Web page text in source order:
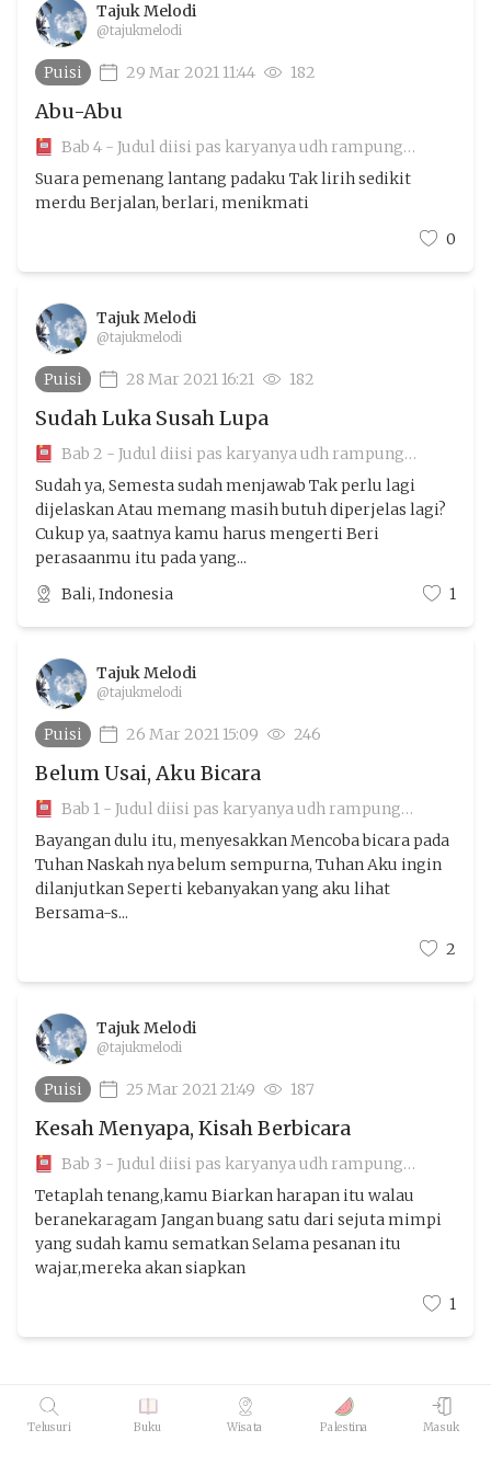
Tajuk Melodi
@tajukmelodi
Puisi 29 Mar 2021 11:44 182
Abu-Abu
Bab 4 - Judul diisi pas karyanya udh rampung
Suara pemenang lantang padaku Tak lirih sedikit
merdu Berjalan, berlari, menikmati
0
Tajuk Melodi
@tajukmelodi
Puisi 28 Mar 2021 16:21 182
Sudah Luka Susah Lupa
Bab 2 - Judul diisi pas karyanya udh rampung
aamiin
Sudah ya, Semesta sudah menjawab Tak perlu lagi
dijelaskan Atau memang masih butuh diperjelas lagi?
Cukup ya, saatnya kamu harus mengerti Beri
perasaanmu itu pada yang...
Bali, Indonesia
1
Tajuk Melodi
@tajukmelodi
Puisi 26 Mar 2021 15:09 246
Belum Usai, Aku Bicara
Bab 1 - Judul diisi pas karyanya udh rampung
Bayangan dulu itu, menyesakkan Mencoba bicara pada
Tuhan Naskah nya belum sempurna, Tuhan Aku ingin
dilanjutkan Seperti kebanyakan yang aku lihat
Bersama-s...
2
Tajuk Melodi
@tajukmelodi
Puisi 25 Mar 2021 21:49 187
Kesah Menyapa, Kisah Berbicara
Bab 3 - Judul diisi pas karyanya udh rampung
aamiin
Tetaplah tenang,kamu Biarkan harapan itu walau
beranekaragam Jangan buang satu dari sejuta mimpi
yang sudah kamu sematkan Selama pesanan itu
wajar,mereka akan siapkan
1
Telusuri Buku Wisata Palestina Masuk